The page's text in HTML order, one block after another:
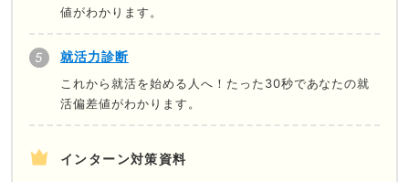
値がわかります。
就活力診断
これから就活を始める人へ！たった30秒であなたの就
活偏差値がわかります。
インターン対策資料